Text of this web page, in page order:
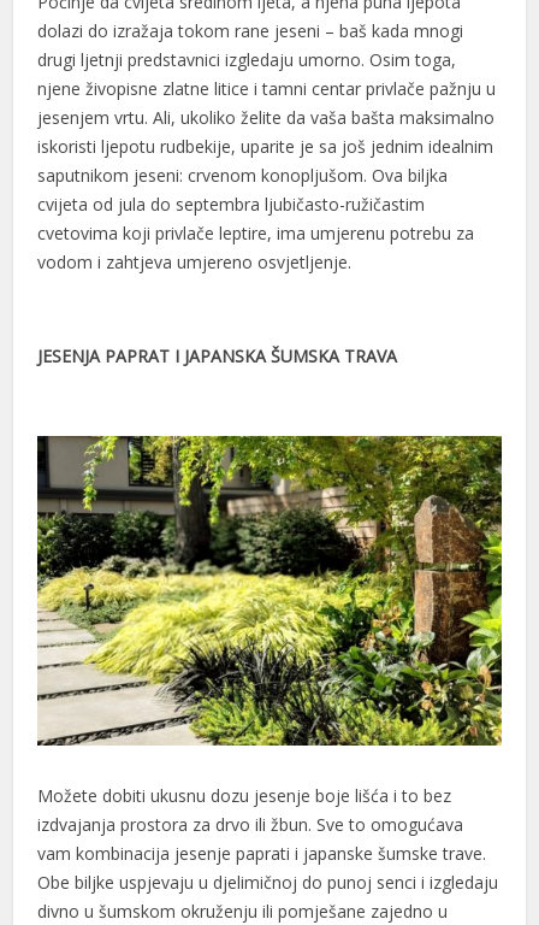
dolazi do izražaja tokom rane jeseni – baš kada mnogi
drugi ljetnji predstavnici izgledaju umorno. Osim toga,
njene živopisne zlatne litice i tamni centar privlače pažnju u
jesenjem vrtu. Ali, ukoliko želite da vaša bašta maksimalno
iskoristi ljepotu rudbekije, uparite je sa još jednim idealnim
saputnikom jeseni: crvenom konopljušom. Ova biljka
cvijeta od jula do septembra ljubičasto-ružičastim
cvetovima koji privlače leptire, ima umjerenu potrebu za
vodom i zahtjeva umjereno osvjetljenje.
JESENJA PAPRAT I JAPANSKA ŠUMSKA TRAVA
Možete dobiti ukusnu dozu jesenje boje lišća i to bez
izdvajanja prostora za drvo ili žbun. Sve to omogućava
vam kombinacija jesenje paprati i japanske šumske trave.
Obe biljke uspjevaju u djelimičnoj do punoj senci i izgledaju
divno u šumskom okruženju ili pomješane zajedno u